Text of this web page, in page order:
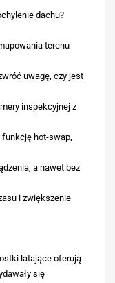
dachu?
terenu
uwagę, czy jest
inspekcyjnej z
funkcję hot-swap,
a nawet bez
i zwiększenie
latające oferują
się